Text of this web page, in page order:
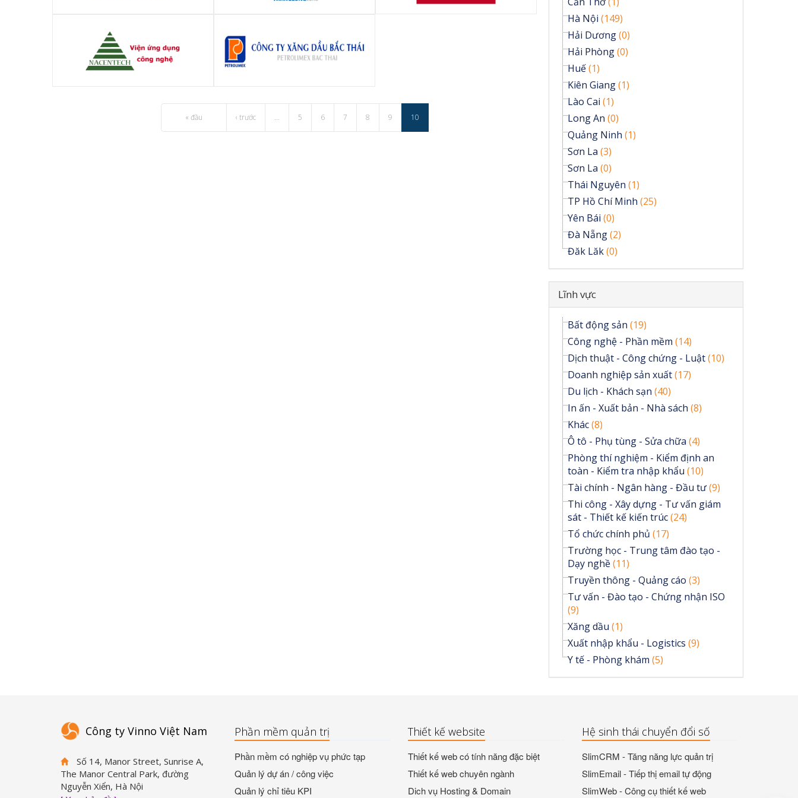
viện ứng dụng công nghệ)
« đầu ‹ trước … 5 6 7 8 9 10
Hà Nội (149)
Hải Dương(0)
Hải Phòng(0)
Huế(1)
Kiên Giang(1)
Lào Cai (1)
Long An (0)
Quảng Ninh (1)
Sơn La (3)
Sơn La (0)
Thái Nguyên (1)
TP Hồ Chí Minh (25)
Yên Bái (0)
Đà Nẵng(2)
Đăk Lăk(0)
Ẩn
Lĩnh vực
Bất động sản (19)
Công nghệ - Phần mềm (14)
Dịch thuật - Công chứng - Luật(10)
Doanh nghiệp sản xuất(17)
Du lịch - Khách sạn (40)
In ấn - Xuất bản - Nhà sách (8)
Khác(8)
Ô tô - Phụ tùng - Sửa chữa (4)
Phòng thí nghiệm - Kiểm định an
toàn - Kiểm tra nhập khẩu (10)
Tài chính - Ngân hàng - Đầu tư(9)
Thi công - Xây dựng - Tư vấn giám
sát - Thiết kế kiến trúc(24)
Tổ chức chính phủ (17)
Trường học - Trung tâm đào tạo -
Dạy nghề(11)
Truyền thông - Quảng cáo (3)
Tư vấn - Đào tạo - Chứng nhận ISO
(9)
Xăng dầu (1)
Xuất nhập khẩu - Logistics (9)
Y tế - Phòng khám (5)
Công ty Vinno Việt Nam
Số 14, Manor Street, Sunrise A,
The Manor Central Park, đường
Nguyễn Xiển, Hà Nội
Phần mềm quản trị
Phần mềm có nghiệp vụ phức tạp
Quản lý dự án / công việc
Quản lý chỉ tiêu KPI
Thiết kế website
Thiết kế web có tính năng đặc biệt
Thiết kế web chuyên ngành
Dich vụ Hosting & Domain
Hệ sinh thái chuyển đổi số
SlimCRM - Tăng năng lực quản trị
SlimEmail - Tiếp thị email tự động
SlimWeb - Công cụ thiết kế web